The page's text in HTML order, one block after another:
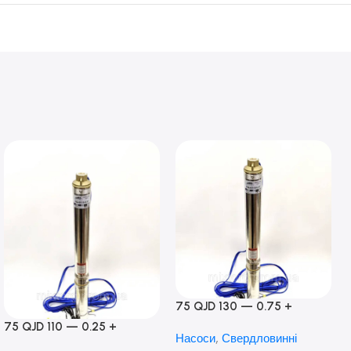
75 QJD 110 — 0.25 +
75 QJD 130 — 0.75 +
Насоси, Свердловинні